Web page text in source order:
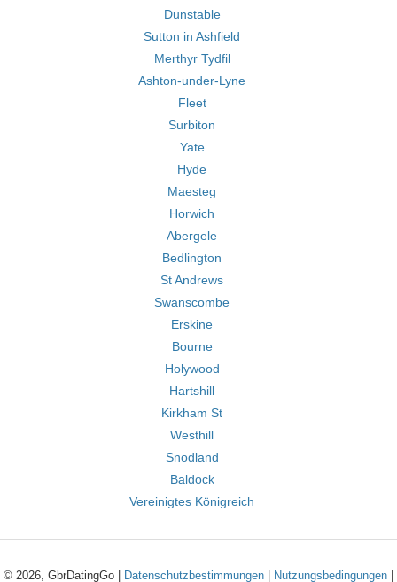
Dunstable
Sutton in Ashfield
Merthyr Tydfil
Ashton-under-Lyne
Fleet
Surbiton
Yate
Hyde
Maesteg
Horwich
Abergele
Bedlington
St Andrews
Swanscombe
Erskine
Bourne
Holywood
Hartshill
Kirkham St
Westhill
Snodland
Baldock
Vereinigtes Königreich
© 2026, GbrDatingGo | Datenschutzbestimmungen Nutzungsbedingungen